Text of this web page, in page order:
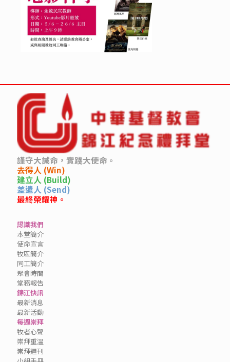
謹守大誡命，實踐大使命。
去得人 (Win)
建立人 (Build)
差遣人 (Send)
最終榮耀神。
認識我們
本堂簡介
使命宣言
牧區簡介
同工簡介
聚會時間
堂務報告
錦江快訊
最新消息
最新活動
每週崇拜
牧者心聲
崇拜重溫
崇拜週刊